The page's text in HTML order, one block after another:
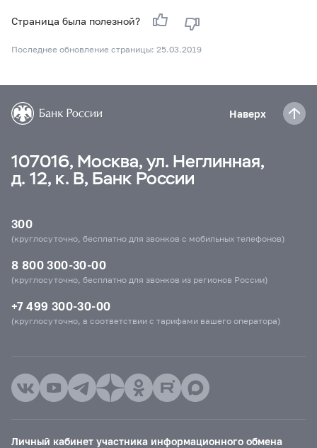
Страница была полезной?
Последнее обновление страницы: 25.03.2019
Наверх
107016, Москва, ул. Неглинная,
д. 12, к. В, Банк России
300
(круглосуточно, бесплатно для звонков с мобильных телефонов)
8 800 300-30-00
(круглосуточно, бесплатно для звонков из регионов России)
+7 499 300-30-00
(круглосуточно, в соответствии с тарифами вашего оператора)
Личный кабинет участника информационного обмена